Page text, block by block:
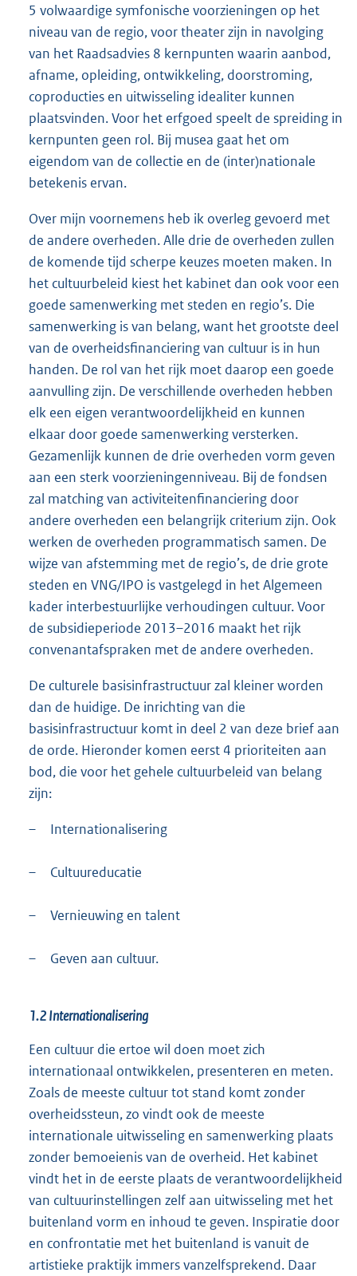
5 volwaardige symfonische voorzieningen op het
niveau van de regio, voor theater zijn in navolging
van het Raadsadvies 8 kernpunten waarin aanbod,
afname, opleiding, ontwikkeling, doorstroming,
coproducties en uitwisseling idealiter kunnen
plaatsvinden. Voor het erfgoed speelt de spreiding in
kernpunten geen rol. Bij musea gaat het om
eigendom van de collectie en de (inter)nationale
betekenis ervan.
Over mijn voornemens heb ik overleg gevoerd met
de andere overheden. Alle drie de overheden zullen
de komende tijd scherpe keuzes moeten maken. In
het cultuurbeleid kiest het kabinet dan ook voor een
goede samenwerking met steden en regio’s. Die
samenwerking is van belang, want het grootste deel
van de overheidsfinanciering van cultuur is in hun
handen. De rol van het rijk moet daarop een goede
aanvulling zijn. De verschillende overheden hebben
elk een eigen verantwoordelijkheid en kunnen
elkaar door goede samenwerking versterken.
Gezamenlijk kunnen de drie overheden vorm geven
aan een sterk voorzieningenniveau. Bij de fondsen
zal matching van activiteitenfinanciering door
andere overheden een belangrijk criterium zijn. Ook
werken de overheden programmatisch samen. De
wijze van afstemming met de regio’s, de drie grote
steden en VNG/IPO is vastgelegd in het Algemeen
kader interbestuurlijke verhoudingen cultuur. Voor
de subsidieperiode 2013–2016 maakt het rijk
convenantafspraken met de andere overheden.
De culturele basisinfrastructuur zal kleiner worden
dan de huidige. De inrichting van die
basisinfrastructuur komt in deel 2 van deze brief aan
de orde. Hieronder komen eerst 4 prioriteiten aan
bod, die voor het gehele cultuurbeleid van belang
zijn:
– Internationalisering
– Cultuureducatie
– Vernieuwing en talent
– Geven aan cultuur.
1.2 Internationalisering
Een cultuur die ertoe wil doen moet zich
internationaal ontwikkelen, presenteren en meten.
Zoals de meeste cultuur tot stand komt zonder
overheidssteun, zo vindt ook de meeste
internationale uitwisseling en samenwerking plaats
zonder bemoeienis van de overheid. Het kabinet
vindt het in de eerste plaats de verantwoordelijkheid
van cultuurinstellingen zelf aan uitwisseling met het
buitenland vorm en inhoud te geven. Inspiratie door
en confrontatie met het buitenland is vanuit de
artistieke praktijk immers vanzelfsprekend. Daar